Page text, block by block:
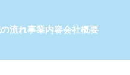
流れ事業内容会社概要